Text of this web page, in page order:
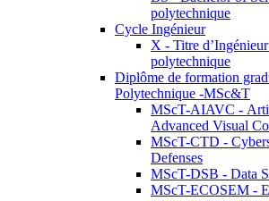
polytechnique
Cycle Ingénieur
X - Titre
polytechnique
Diplôme de formation
Polytechnique -MSc&T
MScT-AIAVC -
Advanced Visual
MScT-CTD -
Defenses
MScT-DSB - Data
MScT-ECOSEM -